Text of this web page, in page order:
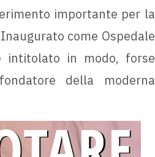
importante per la
come Ospedale
intitolato in modo, forse
della moderna